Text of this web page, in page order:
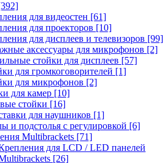
для видеостен [61]
для проекторов [10]
для дисплеев и телевизоров [99]
аксессуары для микрофонов [2]
стойки для дисплеев [57]
для громкоговорителей [1]
для микрофонов [2]
для камер [10]
стойки [16]
для наушников [1]
и подстолья с регулировкой [6]
Multibrackets [71]
для LCD / LED панелей
[26]